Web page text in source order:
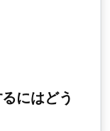
にはどう